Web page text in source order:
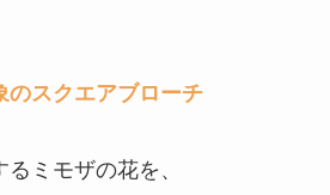
のスクエアブローチ
ミモザの花を、